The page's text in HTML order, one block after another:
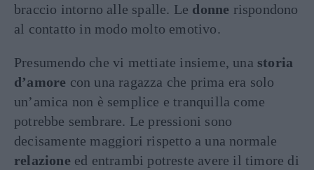
braccio intorno alle spalle. Le donne rispondono
al contatto in modo molto emotivo.
Presumendo che vi mettiate insieme, una storia
d’amore con una ragazza che prima era solo
un’amica non è semplice e tranquilla come
potrebbe sembrare. Le pressioni sono
decisamente maggiori rispetto a una normale
relazione ed entrambi potreste avere il timore di